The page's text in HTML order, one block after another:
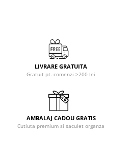
LIVRARE GRATUITA
Gratuit pt. comenzi >200 lei
AMBALAJ CADOU GRATIS
Cutiuta premium si saculet organza